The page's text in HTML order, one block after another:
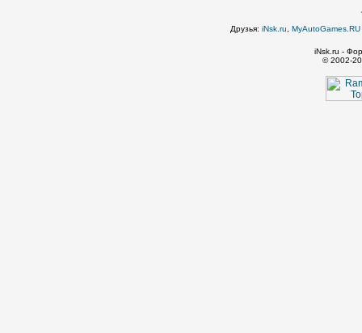
Друзья: iNsk.ru
iNsk.ru -
© 2002-